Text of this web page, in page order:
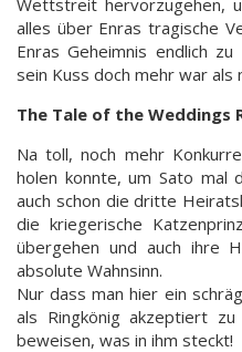
alles über Enras tragische
Enras Geheimnis endlich
sein Kuss doch mehr war als
The Tale of the Weddings
Na toll, noch mehr
holen konnte, um Sato mal
auch schon die dritte
die kriegerische
übergehen und auch ihre
absolute Wahnsinn.
Nur dass man hier ein
als Ringkönig akzeptiert
beweisen, was in ihm steckt!